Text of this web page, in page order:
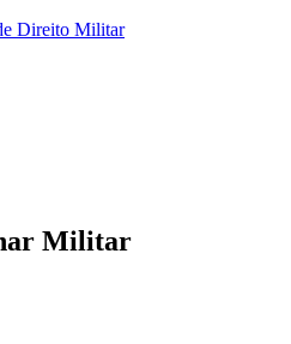
Direito Militar
Militar